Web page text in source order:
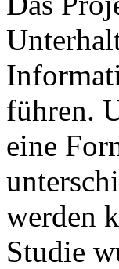
führen.
eine
werden
Studie